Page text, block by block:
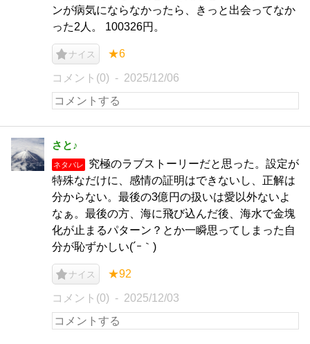
ンが病気にならなかったら、きっと出会ってなか
った2人。 100326円。
ナイス ★6
コメント(0) 2025/12/06
さと♪
ネタバレ
究極のラブストーリーだと思った。設定が
特殊なだけに、感情の証明はできないし、正解は
分からない。最後の3億円の扱いは愛以外ないよ
なぁ。最後の方、海に飛び込んだ後、海水で金塊
化が止まるパターン？とか一瞬思ってしまった自
分が恥ずかしい(´ｰ｀)
ナイス ★92
コメント(0) 2025/12/03